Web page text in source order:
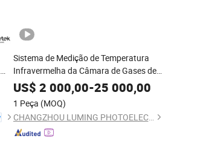
Sistema de Medição de Temperatura
Infravermelha da Câmara de Gases de
Chaminé de Forno para Todos os Tipos
de Sala de Fumaça de Forno e Forno de
Decomposição de Chaminé
US$ 2 000,00-25 000,00
1 Peça (MOQ)
CHANGZHOU LUMING PHOTOELECTRIC TECHNOLOGY CO., LTD.